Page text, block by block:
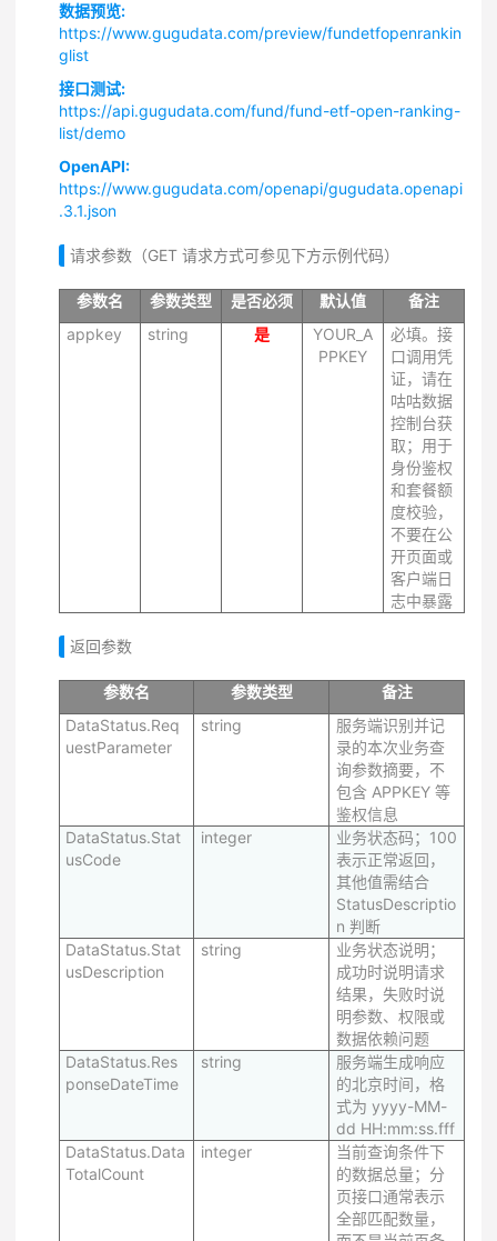
数据预览:
https://www.gugudata.com/preview/fundetfopenrankin
glist
接口测试:
https://api.gugudata.com/fund/fund-etf-open-ranking-
list/demo
OpenAPI:
https://www.gugudata.com/openapi/gugudata.openapi
.3.1.json
请求参数（GET 请求方式可参见下方示例代码）
参数名 参数类型 是否必须 默认值
备注
appkey
string 是
YOUR_A
PPKEY
必填。接
口调用凭
证，请在
咕咕数据
控制台获
取；用于
身份鉴权
和套餐额
度校验，
不要在公
开页面或
客户端日
志中暴露
返回参数
参数名 参数类型
备注
DataStatus.Req
uestParameter
string
服务端识别并记
录的本次业务查
询参数摘要，不
包含 APPKEY 等
鉴权信息
DataStatus.Stat
usCode
integer
业务状态码；100
表示正常返回，
其他值需结合
StatusDescriptio
n 判断
DataStatus.Stat
usDescription
string
业务状态说明；
成功时说明请求
结果，失败时说
明参数、权限或
数据依赖问题
DataStatus.Res
ponseDateTime
string
服务端生成响应
的北京时间，格
式为 yyyy-MM-
dd HH:mm:ss.fff
DataStatus.Data
TotalCount
integer
当前查询条件下
的数据总量；分
页接口通常表示
全部匹配数量，